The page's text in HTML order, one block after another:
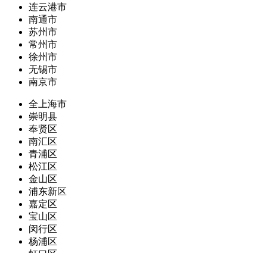
连云港市
南通市
苏州市
常州市
徐州市
无锡市
南京市
全上海市
崇明县
奉贤区
南汇区
青浦区
松江区
金山区
浦东新区
嘉定区
宝山区
闵行区
杨浦区